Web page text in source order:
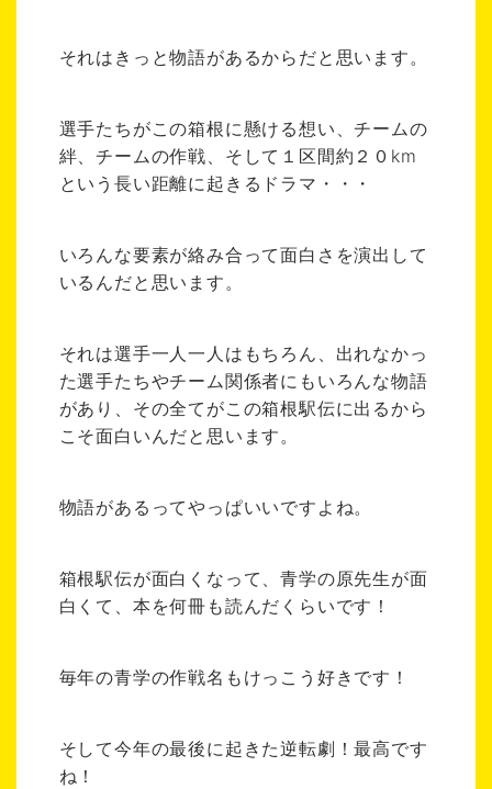
それはきっと物語があるからだと思います。
選手たちがこの箱根に懸ける想い、チームの
絆、チームの作戦、そして１区間約２０km
という長い距離に起きるドラマ・・・
いろんな要素が絡み合って面白さを演出して
いるんだと思います。
それは選手一人一人はもちろん、出れなかっ
た選手たちやチーム関係者にもいろんな物語
があり、その全てがこの箱根駅伝に出るから
こそ面白いんだと思います。
物語があるってやっぱいいですよね。
箱根駅伝が面白くなって、青学の原先生が面
白くて、本を何冊も読んだくらいです！
毎年の青学の作戦名もけっこう好きです！
そして今年の最後に起きた逆転劇！最高です
ね！